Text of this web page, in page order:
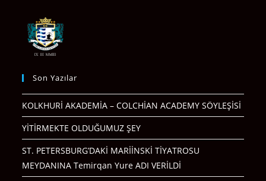
Son Yazılar
KOLKHURİ AKADEMİA – COLCHİAN ACADEMY SÖYLEŞİSİ
YİTİRMEKTE OLDUĞUMUZ ŞEY
ST. PETERSBURG’DAKİ MARİİNSKİ TİYATROSU
MEYDANINA Temirqan Yure ADI VERİLDİ